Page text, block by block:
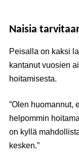
Naisia
Peisalla on kaksi
kantanut vuosien
hoitamisesta.
”Olen huomannut,
helpommin
on kyllä
kesken.”